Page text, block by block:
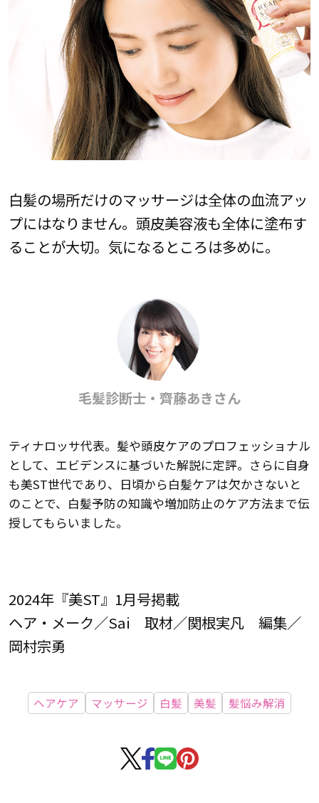
白髪の場所だけのマッサージは全体の血流アッ
プにはなりません。頭皮美容液も全体に塗布す
ることが大切。気になるところは多めに。
毛髪診断士・齊藤あきさん
ティナロッサ代表。髪や頭皮ケアのプロフェッショナル
として、エビデンスに基づいた解説に定評。さらに自身
も美ST世代であり、日頃から白髪ケアは欠かさないと
のことで、白髪予防の知識や増加防止のケア方法まで伝
授してもらいました。
2024年『美ST』1月号掲載
ヘア・メーク／Sai 取材／関根実凡 編集／
岡村宗勇
ヘアケア マッサージ 白髪 美髪 髪悩み解消